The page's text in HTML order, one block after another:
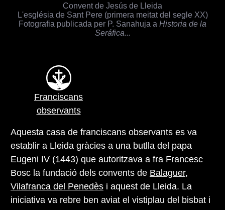
Convent de Jesús de Lleida
L'església de Sant Pere (primera meitat del segle XX)
Fotografia publicada per P. Sanahuja a Historia de la
Seráfica...
Franciscans
observants
Aquesta casa de franciscans observants es va
establir a Lleida gràcies a una butlla del papa
Eugeni IV (1443) que autoritzava a fra Francesc
Bosc la fundació dels convents de Balaguer,
Vilafranca del Penedès i aquest de Lleida. La
iniciativa va rebre ben aviat el vistiplau del bisbat i